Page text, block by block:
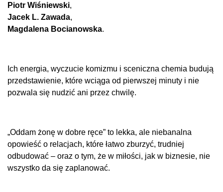
Piotr Wiśniewski,
Jacek L. Zawada,
Magdalena Bocianowska.
Ich energia, wyczucie komizmu i sceniczna chemia budują
przedstawienie, które wciąga od pierwszej minuty i nie
pozwala się nudzić ani przez chwilę.
„Oddam żonę w dobre ręce” to lekka, ale niebanalna
opowieść o relacjach, które łatwo zburzyć, trudniej
odbudować – oraz o tym, że w miłości, jak w biznesie, nie
wszystko da się zaplanować.